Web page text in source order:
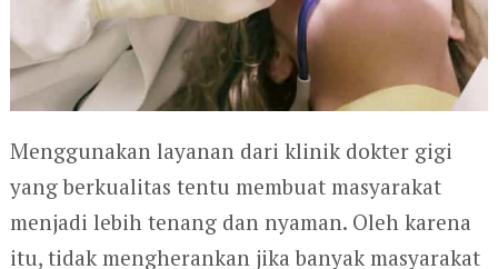
Menggunakan layanan dari klinik dokter gigi
yang berkualitas tentu membuat masyarakat
menjadi lebih tenang dan nyaman. Oleh karena
itu, tidak mengherankan jika banyak masyarakat